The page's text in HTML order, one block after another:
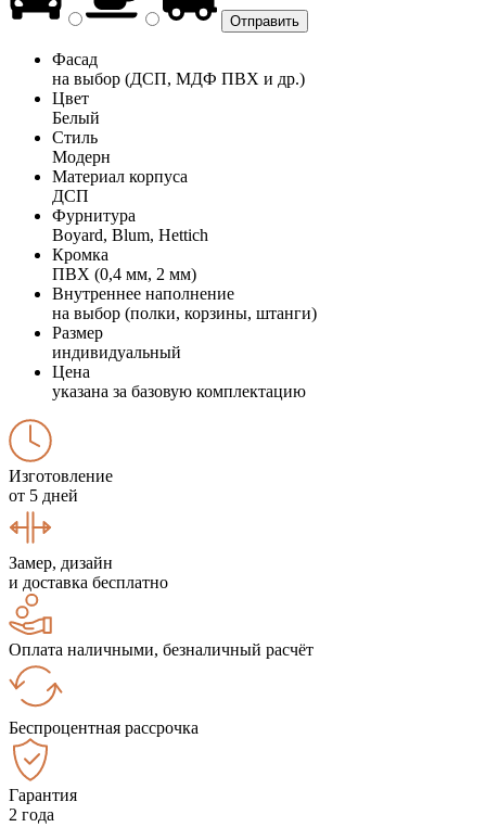
Фасад
на выбор (ДСП, МДФ ПВХ и др.)
Цвет
Белый
Стиль
Модерн
Материал корпуса
ДСП
Фурнитура
Boyard, Blum, Hettich
Кромка
ПВХ (0,4 мм, 2 мм)
Внутреннее наполнение
на выбор (полки, корзины, штанги)
Размер
индивидуальный
Цена
указана за базовую комплектацию
Изготовление
от 5 дней
Замер, дизайн
и доставка бесплатно
Оплата наличными, безналичный расчёт
Беспроцентная рассрочка
Гарантия
2 года